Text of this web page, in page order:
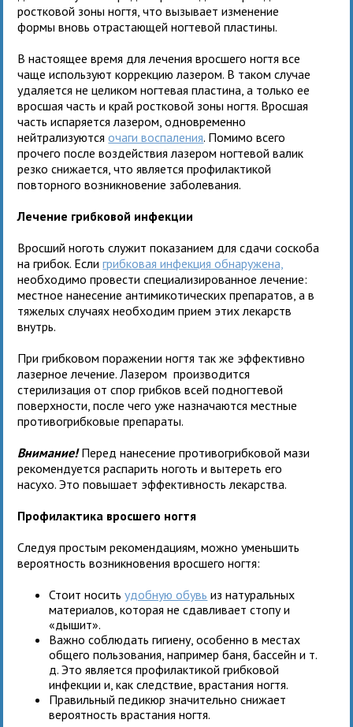
ростковой зоны ногтя, что вызывает изменение
формы вновь отрастающей ногтевой пластины.
В настоящее время для лечения вросшего ногтя все
чаще используют коррекцию лазером. В таком случае
удаляется не целиком ногтевая пластина, а только ее
вросшая часть и край ростковой зоны ногтя. Вросшая
часть испаряется лазером, одновременно
нейтрализуютсяочаги воспаления. Помимо всего
прочего после воздействия лазером ногтевой валик
резко снижается, что является профилактикой
повторного возникновение заболевания.
Лечение грибковой инфекции
Вросший ноготь служит показанием для сдачи соскоба
на грибок. Еслигрибковая инфекция обнаружена,
необходимо провести специализированное лечение:
местное нанесение антимикотических препаратов, а в
тяжелых случаях необходим прием этих лекарств
внутрь.
При грибковом поражении ногтя так же эффективно
лазерное лечение. Лазером производится
стерилизация от спор грибков всей подногтевой
поверхности, после чего уже назначаются местные
противогрибковые препараты.
Внимание!Перед нанесение противогрибковой мази
рекомендуется распарить ноготь и вытереть его
насухо. Это повышает эффективность лекарства.
Профилактика вросшего ногтя
Следуя простым рекомендациям, можно уменьшить
вероятность возникновения вросшего ногтя:
Стоит носитьудобную обувь из натуральных
материалов, которая не сдавливает стопу и
«дышит».
Важно соблюдать гигиену, особенно в местах
общего пользования, например баня, бассейн и т.
д. Это является профилактикой грибковой
инфекции и, как следствие, врастания ногтя.
Правильный педикюр значительно снижает
вероятность врастания ногтя.